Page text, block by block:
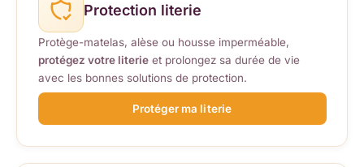
Protection literie
Protège-matelas, alèse ou housse imperméable,
protégez votre literieet prolongez sa durée de vie
avec les bonnes solutions de protection.
Protéger ma literie